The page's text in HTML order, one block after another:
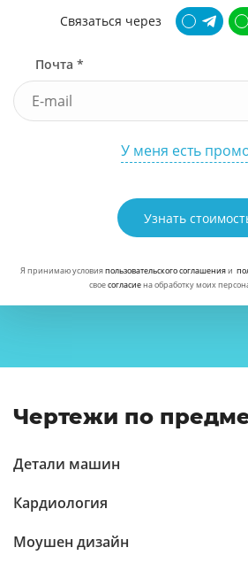
Связаться через
Почта *
У меня есть
Узнать
Я принимаю условияпользовательского соглашенияи
своесогласиена обработку моих
Чертежи по
Детали машин
Кардиология
Моушен дизайн